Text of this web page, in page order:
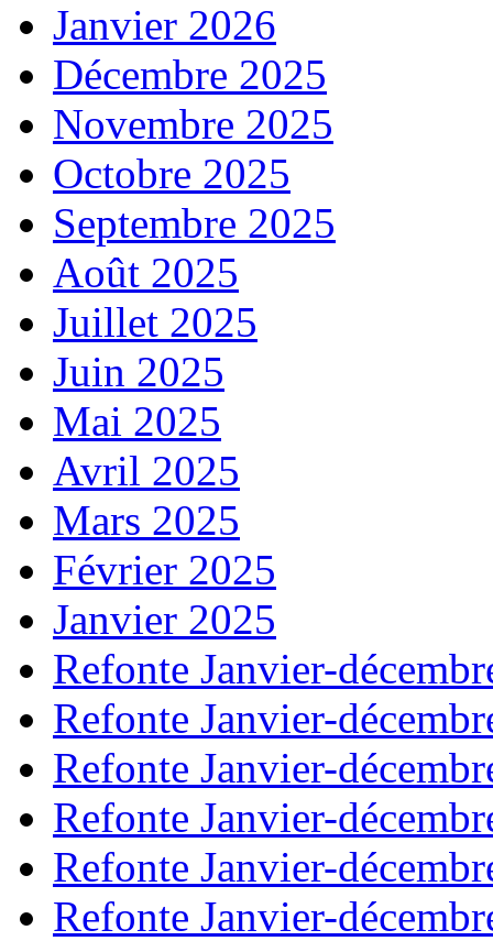
Janvier 2026
Décembre 2025
Novembre 2025
Octobre 2025
Septembre 2025
Août 2025
Juillet 2025
Juin 2025
Mai 2025
Avril 2025
Mars 2025
Février 2025
Janvier 2025
Refonte Janvier-
Refonte Janvier-
Refonte Janvier-
Refonte Janvier-
Refonte Janvier-
Refonte Janvier-